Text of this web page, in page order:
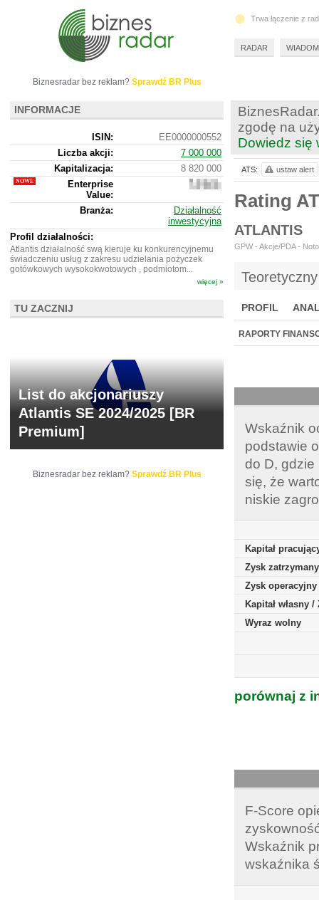
zgodę na
Dowiedz się
Rating
ATLANTIS
GPW - Akcje/PDA -
PROFIL
BR LAB
RAPORTY
Wskaźnik
podstawie
do D, gdzie
się, że
niskie
Kapitał
Zysk
Zysk operacyjny
Kapitał własny
Wyraz wolny
porównaj z
F-Score
Wskaźnik
wskaźnika
ATS: ustaw alert
Biznesradar bez reklam? Sprawdź BR Plus
INFORMACJE
ISIN:
EE0000000552
Liczba akcji:
7 000 000
Kapitalizacja:
8 820 000
Enterprise
Value:
8
577
Branża:
Działalność
inwestycyjna
Profil działalności:
Atlantis działalność swą kieruje ku konkurencyjnemu
świadczeniu usług z zakresu udzielania pożyczek
gotówkowych wysokokwotowych , podmiotom...
więcej »
TU ZACZNIJ
List do akcjonariuszy
Atlantis SE 2024/2025 [BR
Premium]
Biznesradar bez reklam? Sprawdź BR Plus
Trwa łączenie z
RADAR